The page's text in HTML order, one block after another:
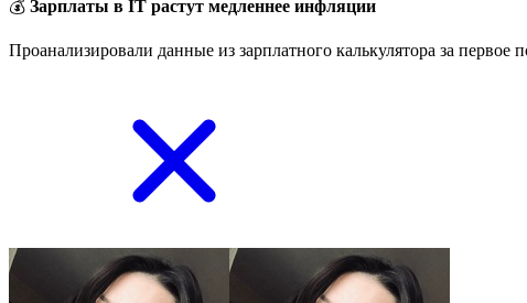
💰 Зарплаты в IT растут медленнее инфляции
Проанализировали данные из зарплатного калькулятора за первое